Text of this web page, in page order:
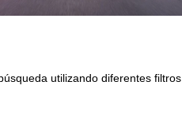
utilizando diferentes filtros.